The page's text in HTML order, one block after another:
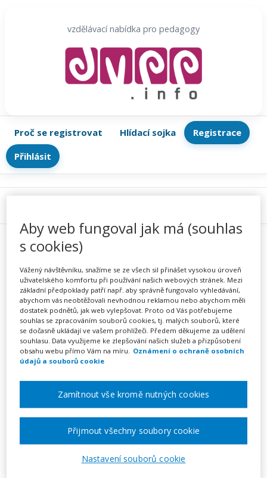
vzdělávací nabídka pro pedagogy
Proč se registrovat Hlídací sojka
Registrace
Přihlásit
Lezení – základ
grafomotoriky
PořádáDYS-centrum Praha z. ú.
06. 11. 2026
Celá ČR
Aby web fungoval jak má (souhlas
s cookies)
Vážený návštěvníku, snažíme se ze všech sil přinášet vysokou úroveň
uživatelského komfortu při používání našich webových stránek. Mezi
základní předpoklady patří např. aby správně fungovalo vyhledávání,
abychom vás neobtěžovali nevhodnou reklamou nebo abychom měli
dostatek podnětů, jak web vylepšovat. Proto od Vás potřebujeme
souhlas se zpracováním souborů cookies, tj. malých souborů, které
se dočasně ukládají ve vašem prohlížeči. Předem děkujeme za udělení
souhlasu. Data využijeme ke zlepšování našich služeb a přizpůsobení
obsahu webu přímo Vám na míru. Oznámení o ochraně osobních
údajů a souborů cookie
Nastavení souborů cookie
Zamítnout vše kromě nutných cookies
Přijmout všechny soubory cookie